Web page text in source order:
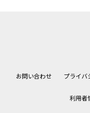
お問い合わせ プライバ
利用者